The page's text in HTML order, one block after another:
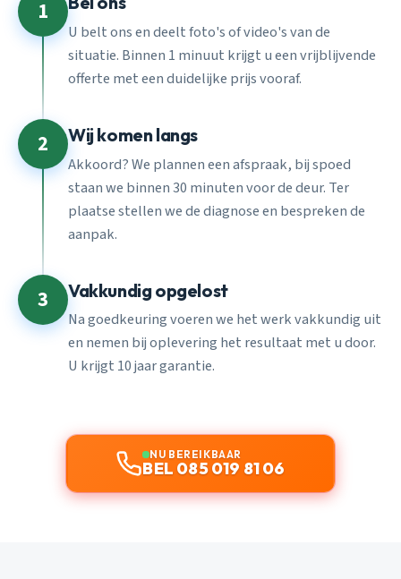
1
U belt ons en deelt foto's of video's van de
situatie. Binnen 1 minuut krijgt u een vrijblijvende
offerte met een duidelijke prijs vooraf.
2 Wij komen langs
Akkoord? We plannen een afspraak, bij spoed
staan we binnen 30 minuten voor de deur. Ter
plaatse stellen we de diagnose en bespreken de
aanpak.
3 Vakkundig opgelost
Na goedkeuring voeren we het werk vakkundig uit
en nemen bij oplevering het resultaat met u door.
U krijgt 10 jaar garantie.
NU BEREIKBAAR
BEL 085 019 81 06